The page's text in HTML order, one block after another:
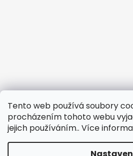
Tento web používá soubory
procházením tohoto webu
jejich používáním.. Více